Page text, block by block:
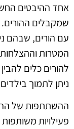
אחד ההיבטים
עם הורים, שבהם
המטרות
להורים כלים
ניתן לתמוך
ההשתתפות של
פעילויות